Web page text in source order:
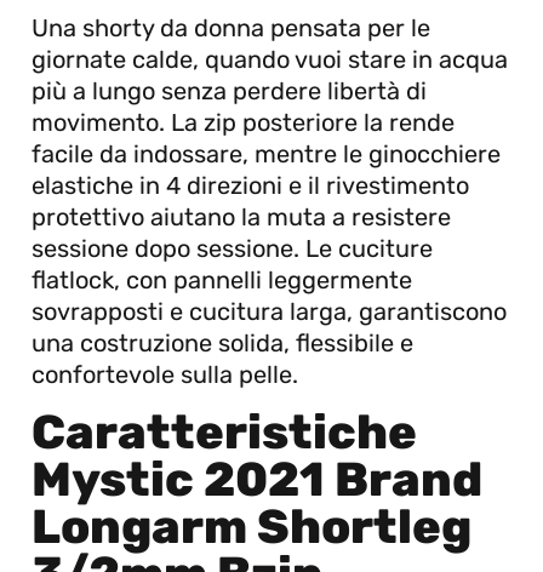
Una shorty da donna pensata per le
giornate calde, quando vuoi stare in acqua
più a lungo senza perdere libertà di
movimento. La zip posteriore la rende
facile da indossare, mentre le ginocchiere
elastiche in 4 direzioni e il rivestimento
protettivo aiutano la muta a resistere
sessione dopo sessione. Le cuciture
flatlock, con pannelli leggermente
sovrapposti e cucitura larga, garantiscono
una costruzione solida, flessibile e
confortevole sulla pelle.
Caratteristiche
Mystic 2021 Brand
Longarm Shortleg